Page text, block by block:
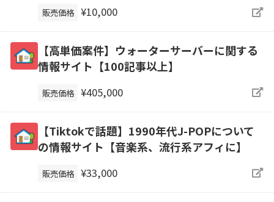
販売価格 ¥10,000
【高単価案件】ウォーターサーバーに関する
情報サイト【100記事以上】
販売価格 ¥405,000
【Tiktokで話題】1990年代J-POPについて
の情報サイト【音楽系、流行系アフィに】
販売価格 ¥33,000